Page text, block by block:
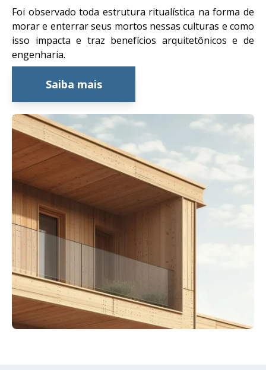
Foi observado toda estrutura ritualística na forma de
morar e enterrar seus mortos nessas culturas e como
isso impacta e traz benefícios arquitetônicos e de
engenharia.
Saiba mais